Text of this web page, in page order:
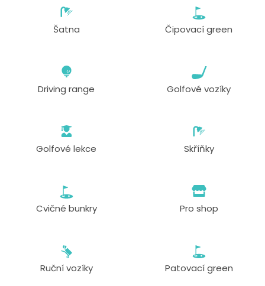
Šatna Čipovací green
Driving range Golfové vozíky
Golfové lekce Skříňky
Cvičné bunkry Pro shop
Ruční vozíky Patovací green